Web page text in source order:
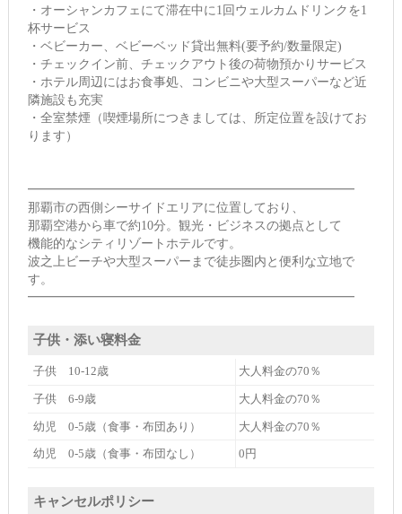
・オーシャンカフェにて滞在中に1回ウェルカムドリンクを1
杯サービス
・ベビーカー、ベビーベッド貸出無料(要予約/数量限定)
・チェックイン前、チェックアウト後の荷物預かりサービス
・ホテル周辺にはお食事処、コンビニや大型スーパーなど近
隣施設も充実
・全室禁煙（喫煙場所につきましては、所定位置を設けてお
ります）
━━━━━━━━━━━━━━━━━━━━━━━━━━
那覇市の西側シーサイドエリアに位置しており、
那覇空港から車で約10分。観光・ビジネスの拠点として
機能的なシティリゾートホテルです。
波之上ビーチや大型スーパーまで徒歩圏内と便利な立地で
す。
━━━━━━━━━━━━━━━━━━━━━━━━━━
子供・添い寝料金
子供 10-12歳 大人料金の70％
子供 6-9歳 大人料金の70％
幼児 0-5歳（食事・布団あり） 大人料金の70％
幼児 0-5歳（食事・布団なし） 0円
キャンセルポリシー